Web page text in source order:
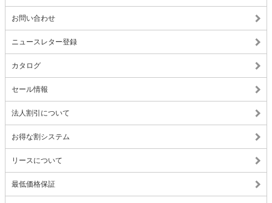
お問い合わせ
ニュースレター登録
カタログ
セール情報
法人割引について
お得な割システム
リースについて
最低価格保証